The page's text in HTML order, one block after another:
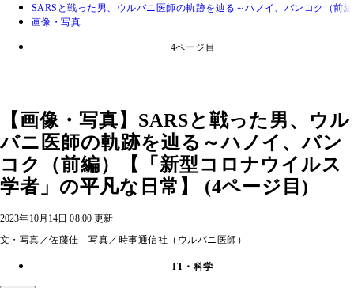
SARSと戦った男、ウルバニ医師の軌跡を辿る～ハノイ、バンコク（前
画像・写真
4ページ目
【画像・写真】SARSと戦った男、ウル
バニ医師の軌跡を辿る～ハノイ、バン
コク（前編）【「新型コロナウイルス
学者」の平凡な日常】 (4ページ目)
2023年10月14日 08:00 更新
文・写真／佐藤佳 写真／時事通信社（ウルバニ医師）
IT・科学